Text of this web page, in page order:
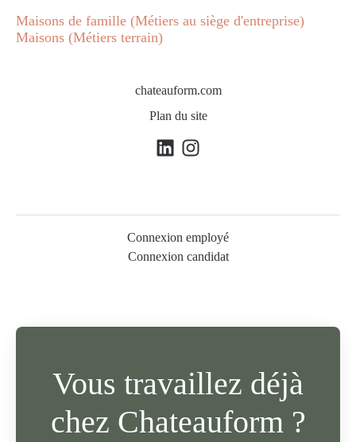
Maisons de famille (Métiers au siège d'entreprise)
Maisons (Métiers terrain)
chateauform.com
Plan du site
Connexion employé
Connexion candidat
Vous travaillez déjà
chez Chateauform ?